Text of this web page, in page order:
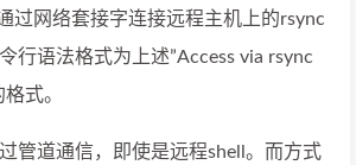
过网络套接字连接远程主机上的rsync
行语法格式为上述”Access via rsync
式。
管道通信，即使是远程shell。而方式